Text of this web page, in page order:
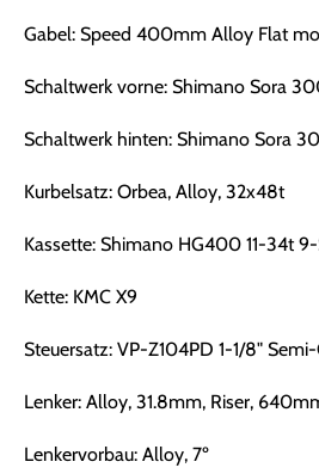
Gabel: Speed 400mm Alloy Flat
Schaltwerk vorne: Shimano Sora
Schaltwerk hinten: Shimano Sora
Kurbelsatz: Orbea, Alloy, 32x48t
Kassette: Shimano HG400 11-34t
Kette: KMC X9
Steuersatz: VP-Z104PD 1-1/8"
Lenker: Alloy, 31.8mm, Riser,
Lenkervorbau: Alloy, 7º